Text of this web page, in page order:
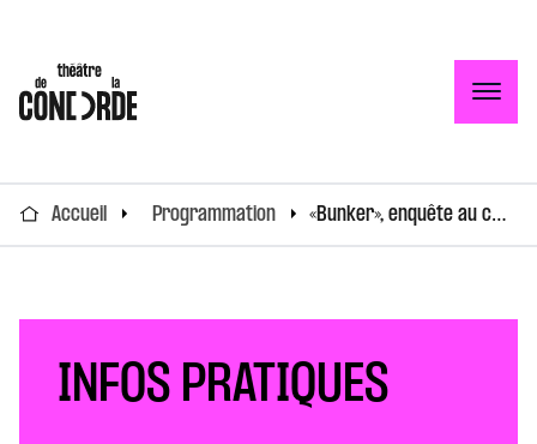
Accueil Programmation «Bunker», enquête au cœur du complotisme
INFOS PRATIQUES